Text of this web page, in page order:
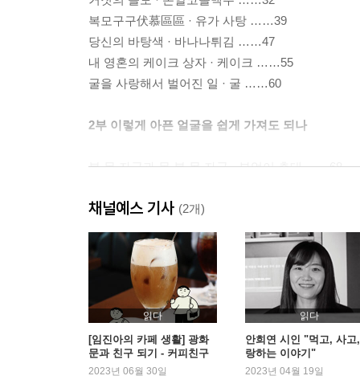
복모구구伏慕區區 · 유가 사탕 ……39
당신의 바탕색 · 바나나튀김 ……47
내 영혼의 케이크 상자 · 케이크 ……55
굴을 사랑해서 벌어진 일 · 굴 ……60
2부 이렇게 아픈 얼굴을 쉽게 가져도 되나
본 못 자국과 못 본 못 자국 · 부엉이 촛대 ……68
통통배로 바다 건너기 · 엽서 ……83
밤을 견디는 재료들 · 시어서커 잠옷 ……91
이 얼굴을 보라 · 헬렌 셰르브베크 화집 ……99
그래도 표백은 싫어요 · 락스 ……106
이 노래는 어디에 고일까 · 하모니카 ……112
나의 인어에게 · 인공눈물 ……121
3부 어쨌든 무릎이 깨졌다는 건 사랑했다는 뜻이다
채널예스 기사 (2개)
읽다
[임진아의 카페 생활] 광화
문과 친구 되기 - 커피친구
2023년 06월 30일
읽다
안희연 시인 "먹고, 사고
랑하는 이야기"
2023년 04월 19일